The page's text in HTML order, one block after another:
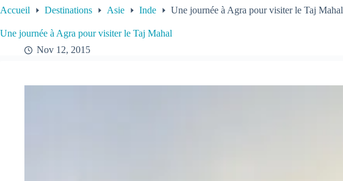
Accueil Destinations Asie Inde Une journée à Agra pour visiter le Taj Mahal
Une journée à Agra pour visiter le Taj Mahal
Nov 12, 2015